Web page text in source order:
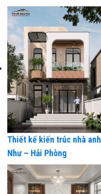
Thiết kế kiến trúc nhà anh
Như – Hải Phòng